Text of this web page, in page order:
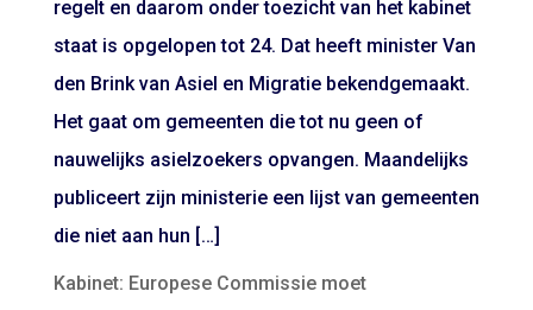
regelt en daarom onder toezicht van het kabinet
staat is opgelopen tot 24. Dat heeft minister Van
den Brink van Asiel en Migratie bekendgemaakt.
Het gaat om gemeenten die tot nu geen of
nauwelijks asielzoekers opvangen. Maandelijks
publiceert zijn ministerie een lijst van gemeenten
die niet aan hun […]
Kabinet: Europese Commissie moet